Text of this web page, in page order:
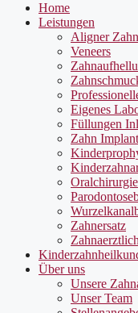
Home
Leistungen
Aligner
Veneers
Eigenes
Füllungen
Zahn
Oralchirurgie
Zahnersatz
Über uns
Unsere
Unser Team